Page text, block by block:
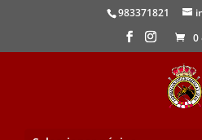
983371821
0